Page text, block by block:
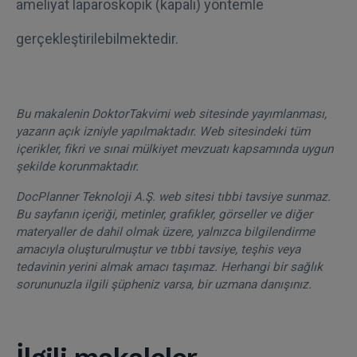
ameliyat laparoskopik (kapalı) yöntemle
gerçekleştirilebilmektedir.
Bu makalenin DoktorTakvimi web sitesinde yayımlanması,
yazarın açık izniyle yapılmaktadır. Web sitesindeki tüm
içerikler, fikri ve sınai mülkiyet mevzuatı kapsamında uygun
şekilde korunmaktadır.
DocPlanner Teknoloji A.Ş. web sitesi tıbbi tavsiye sunmaz.
Bu sayfanın içeriği, metinler, grafikler, görseller ve diğer
materyaller de dahil olmak üzere, yalnızca bilgilendirme
amacıyla oluşturulmuştur ve tıbbi tavsiye, teşhis veya
tedavinin yerini almak amacı taşımaz. Herhangi bir sağlık
sorununuzla ilgili şüpheniz varsa, bir uzmana danışınız.